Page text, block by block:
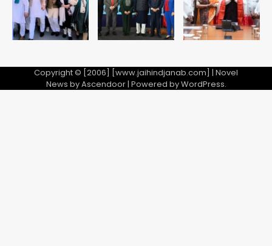
Copyright © [2006] [www.jaihindjanab.com] | Novel
News byAscendoor| Powered byWordPress.